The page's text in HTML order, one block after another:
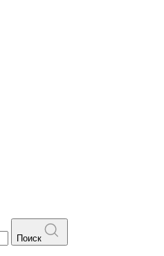
Поиск